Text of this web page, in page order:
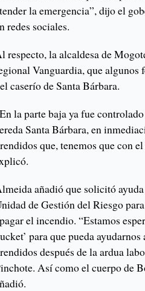
la emergencia”, dijo el
redes sociales.
respecto, la alcaldesa de
Vanguardia, que algunos
caserío de Santa Bárbara.
la parte baja ya fue
Santa Bárbara, en
que, tenemos que con
añadió que solicitó
de Gestión del Riesgo
el incendio. “Estamos
para que pueda
después de la ardua
Así como el cuerpo de